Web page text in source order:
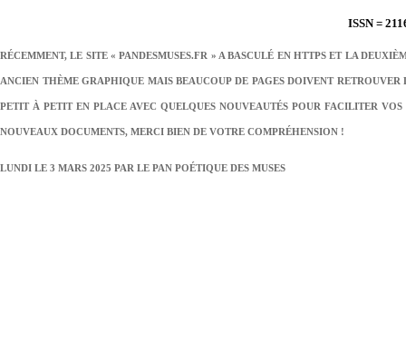
ISSN =
RÉCEMMENT, LE SITE « PANDESMUSES.FR » A BASCULÉ EN HTTPS ET LA
ANCIEN THÈME GRAPHIQUE MAIS BEAUCOUP DE PAGES DOIVENT
PETIT À PETIT EN PLACE AVEC QUELQUES NOUVEAUTÉS POUR FACILITER
NOUVEAUX DOCUMENTS, MERCI BIEN DE VOTRE COMPRÉHENSION !
LUNDI LE 3 MARS 2025 PAR LE PAN POÉTIQUE DES MUSES